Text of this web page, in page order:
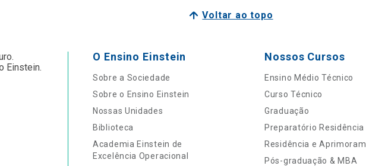
Voltar ao topo
Einstein.
O Ensino Einstein
Sobre a Sociedade
Sobre o Ensino Einstein
Nossas Unidades
Biblioteca
Academia Einstein de
Excelência Operacional
Nossos Cursos
Ensino Médio Técnico
Curso Técnico
Graduação
Preparatório Residência
Residência e
Pós-graduação & MBA